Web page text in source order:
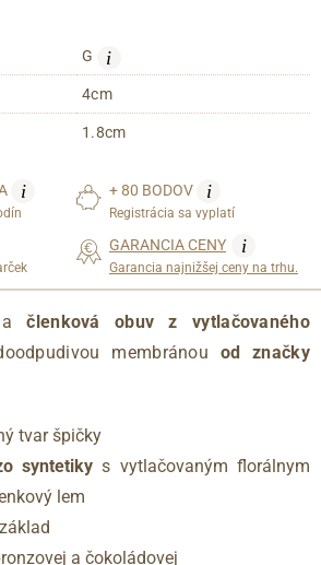
G i
4cm
1.8cm
i + 80 BODOV i
Registrácia sa vyplatí
GARANCIA CENY i
Garancia najnižšej ceny na trhu.
členková obuv z vytlačovaného
membránou od značky
tvar špičky
syntetiky s vytlačovaným florálnym
lem
a čokoládovej